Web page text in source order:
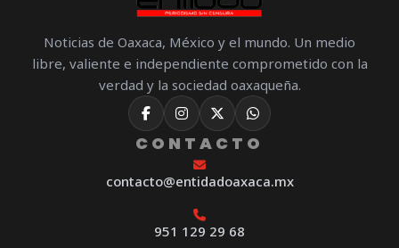
Noticias de Oaxaca, México y el mundo. Un medio
libre, valiente e independiente comprometido con la
verdad y la sociedad oaxaqueña.
CONTACTO
contacto@entidadoaxaca.mx
951 129 29 68